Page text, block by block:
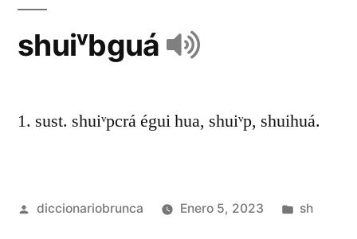
shuiᵛbguá
1. sust. shuiᵛpcrá égui hua, shuiᵛp, shuihuá.
diccionariobrunca Enero 5, 2023 sh